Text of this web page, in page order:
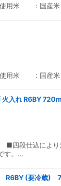
使用米 ：国
使用米 ：国
火入れ R6BY
段仕込により
す。…
R6BY (要冷蔵)